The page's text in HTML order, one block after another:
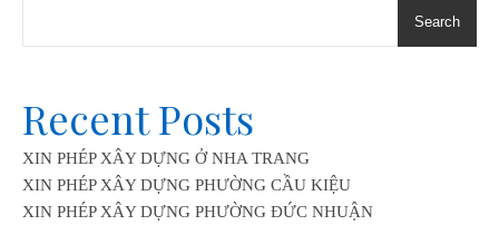
Search
Recent Posts
XIN PHÉP XÂY DỰNG Ở NHA TRANG
XIN PHÉP XÂY DỰNG PHƯỜNG CẦU KIỆU
XIN PHÉP XÂY DỰNG PHƯỜNG ĐỨC NHUẬN